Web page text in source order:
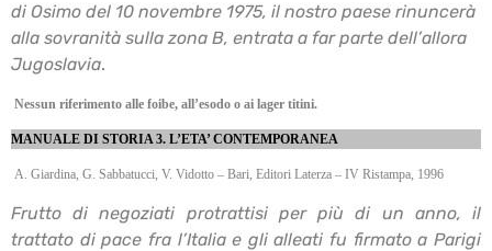
di Osimo del 10 novembre 1975, il nostro paese rinuncerà
alla sovranità sulla zona B, entrata a far parte dell’allora
Jugoslavia.
Nessun riferimento alle foibe, all’esodo o ai lager titini.
MANUALE DI STORIA 3. L’ETA’ CONTEMPORANEA
A. Giardina, G. Sabbatucci, V. Vidotto – Bari, Editori Laterza – IV Ristampa, 1996
Frutto di negoziati protrattisi per più di un anno, il
trattato di pace fra l’Italia e gli alleati fu firmato a Parigi